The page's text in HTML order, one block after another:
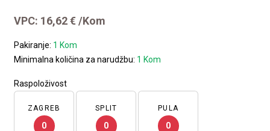
VPC: 16,62€ /Kom
Pakiranje: 1 Kom
Minimalna količina za narudžbu: 1 Kom
Raspoloživost
ZAGREB
0
SPLIT
0
PULA
0